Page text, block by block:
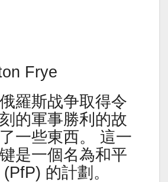
Frye
羅斯战争取得令
的軍事勝利的故
一些東西。 這一
是一個名為和平
的計劃。